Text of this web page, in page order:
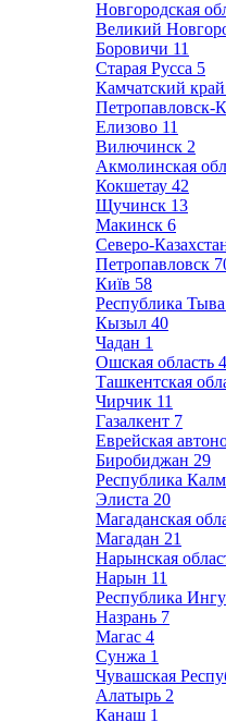
Новгородская
Великий
Боровичи 11
Старая Русса 5
Камчатский край
Петропавловск-
Елизово 11
Вилючинск 2
Акмолинская
Кокшетау 42
Щучинск 13
Макинск 6
Северо-
Петропавловск
Київ 58
Республика Тыва
Кызыл 40
Чадан 1
Ошская область
Ташкентская
Чирчик 11
Газалкент 7
Еврейская
Биробиджан 29
Республика
Элиста 20
Магаданская
Магадан 21
Нарынская
Нарын 11
Республика
Назрань 7
Магас 4
Сунжа 1
Чувашская
Алатырь 2
Канаш 1